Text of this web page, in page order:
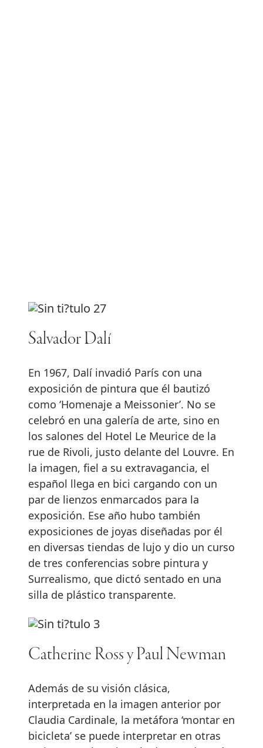
Salvador Dalí
En 1967, Dalí invadió París con una
exposición de pintura que él bautizó
como ‘Homenaje a Meissonier’. No se
celebró en una galería de arte, sino en
los salones del Hotel Le Meurice de la
rue de Rivoli, justo delante del Louvre. En
la imagen, fiel a su extravagancia, el
español llega en bici cargando con un
par de lienzos enmarcados para la
exposición. Ese año hubo también
exposiciones de joyas diseñadas por él
en diversas tiendas de lujo y dio un curso
de tres conferencias sobre pintura y
Surrealismo, que dictó sentado en una
silla de plástico transparente.
Catherine Ross y Paul Newman
Además de su visión clásica,
interpretada en la imagen anterior por
Claudia Cardinale, la metáfora ‘montar en
bicicleta’ se puede interpretar en otras